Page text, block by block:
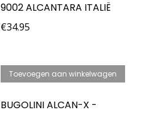
9002 ALCANTARA ITALIË
€34.95
Toevoegen aan winkelwagen
BUGOLINI ALCAN-X -